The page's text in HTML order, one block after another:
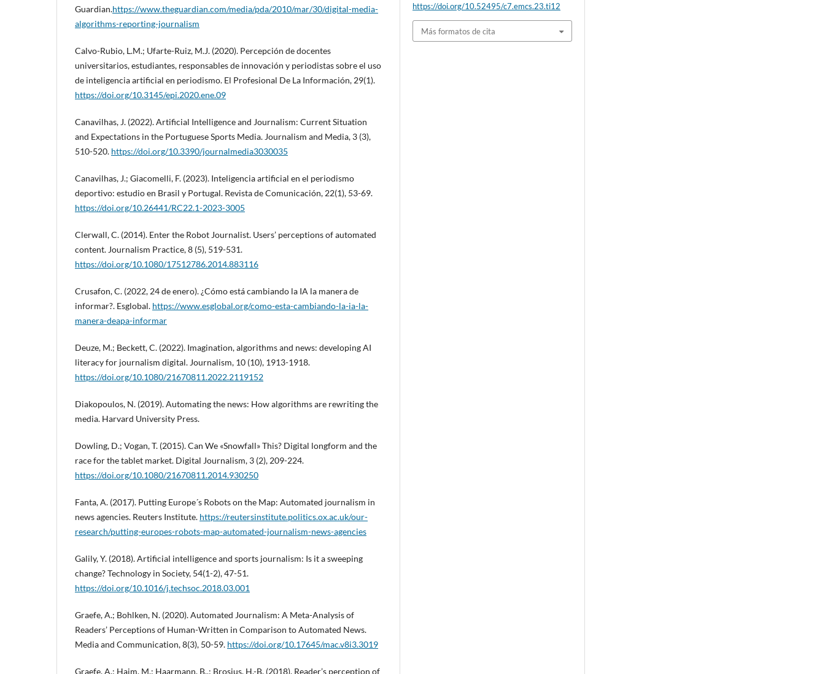
Guardian.https://www.theguardian.com/media/pda/2010/mar/30/digital-media-
algorithms-reporting-journalism
Calvo-Rubio, L.M.; Ufarte-Ruiz, M.J. (2020). Percepción de docentes
universitarios, estudiantes, responsables de innovación y periodistas sobre el uso
de inteligencia artificial en periodismo. El Profesional De La Información, 29(1).
https://doi.org/10.3145/epi.2020.ene.09
Canavilhas, J. (2022). Artificial Intelligence and Journalism: Current Situation
and Expectations in the Portuguese Sports Media. Journalism and Media, 3 (3),
510-520. https://doi.org/10.3390/journalmedia3030035
Canavilhas, J.; Giacomelli, F. (2023). Inteligencia artificial en el periodismo
deportivo: estudio en Brasil y Portugal. Revista de Comunicación, 22(1), 53-69.
https://doi.org/10.26441/RC22.1-2023-3005
Clerwall, C. (2014). Enter the Robot Journalist. Users’ perceptions of automated
content. Journalism Practice, 8 (5), 519-531.
https://doi.org/10.1080/17512786.2014.883116
Crusafon, C. (2022, 24 de enero). ¿Cómo está cambiando la IA la manera de
informar?. Esglobal. https://www.esglobal.org/como-esta-cambiando-la-ia-la-
manera-deapa-informar
Deuze, M.; Beckett, C. (2022). Imagination, algorithms and news: developing AI
literacy for journalism digital. Journalism, 10 (10), 1913-1918.
https://doi.org/10.1080/21670811.2022.2119152
Diakopoulos, N. (2019). Automating the news: How algorithms are rewriting the
media. Harvard University Press.
Dowling, D.; Vogan, T. (2015). Can We «Snowfall» This? Digital longform and the
race for the tablet market. Digital Journalism, 3 (2), 209-224.
https://doi.org/10.1080/21670811.2014.930250
Fanta, A. (2017). Putting Europe´s Robots on the Map: Automated journalism in
news agencies. Reuters Institute. https://reutersinstitute.politics.ox.ac.uk/our-
research/putting-europes-robots-map-automated-journalism-news-agencies
Galily, Y. (2018). Artificial intelligence and sports journalism: Is it a sweeping
change? Technology in Society, 54(1-2), 47-51.
https://doi.org/10.1016/j.techsoc.2018.03.001
Graefe, A.; Bohlken, N. (2020). Automated Journalism: A Meta-Analysis of
Readers’ Perceptions of Human-Written in Comparison to Automated News.
Media and Communication, 8(3), 50-59. https://doi.org/10.17645/mac.v8i3.3019
Graefe, A.; Haim, M.; Haarmann, B.,; Brosius, H.-B. (2018). Reader’s perception of
https://doi.org/10.52495/c7.emcs.23.ti12
Más formatos de cita